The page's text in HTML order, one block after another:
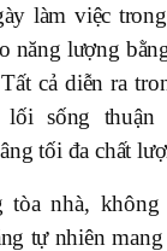
làm việc
năng lượng
cả diễn ra
lối sống
tối đa chất
tòa nhà, không
tự nhiên